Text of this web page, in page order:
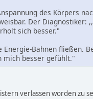
des Körpers
Der Diagnostiker:
sich besser."
Bahnen fließen.
mich besser gefühlt."
verlassen worden zu